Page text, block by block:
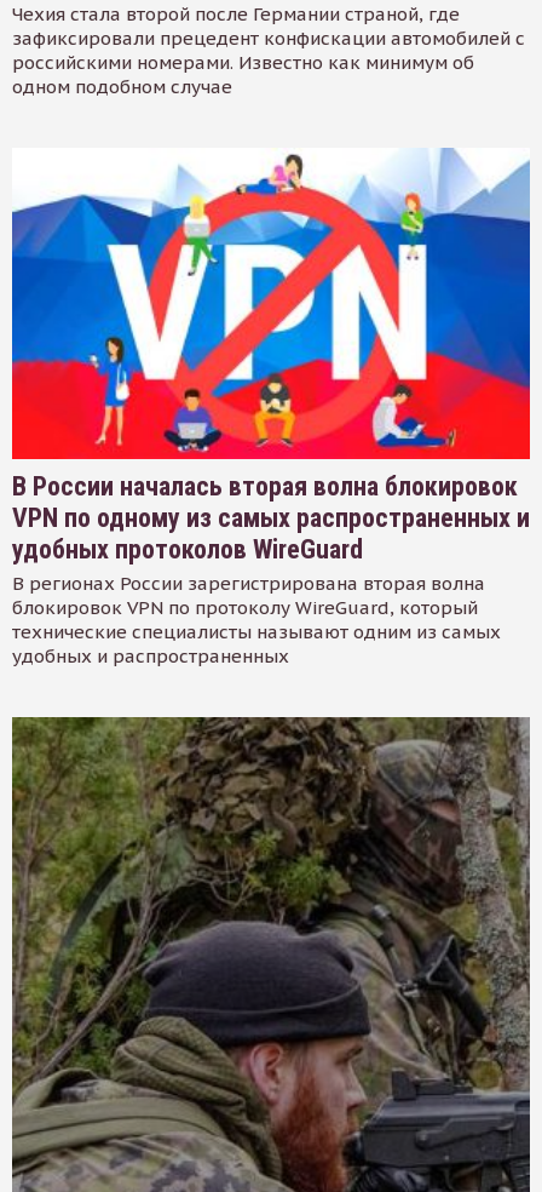
Чехия стала второй после Германии страной, где
зафиксировали прецедент конфискации автомобилей с
российскими номерами. Известно как минимум об
одном подобном случае
В России началась вторая волна блокировок
VPN по одному из самых распространенных и
удобных протоколов WireGuard
В регионах России зарегистрирована вторая волна
блокировок VPN по протоколу WireGuard, который
технические специалисты называют одним из самых
удобных и распространенных